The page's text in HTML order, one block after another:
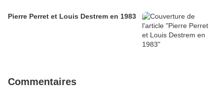
Pierre Perret et Louis Destrem en 1983
Commentaires